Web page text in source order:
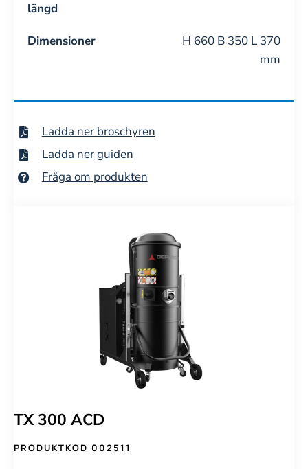
längd
Dimensioner
H 660 B 350 L 370
mm
Ladda ner broschyren
Ladda ner guiden
Fråga om produkten
TX 300 ACD
PRODUKTKOD 002511